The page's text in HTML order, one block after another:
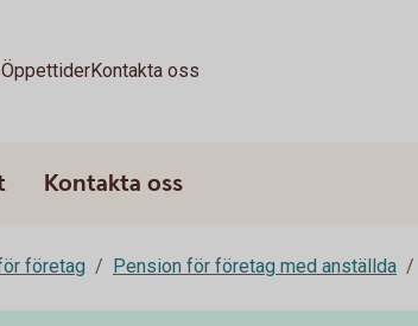
ÖppettiderKontakta oss
Kontakta oss
företag Pension för företag med anställda